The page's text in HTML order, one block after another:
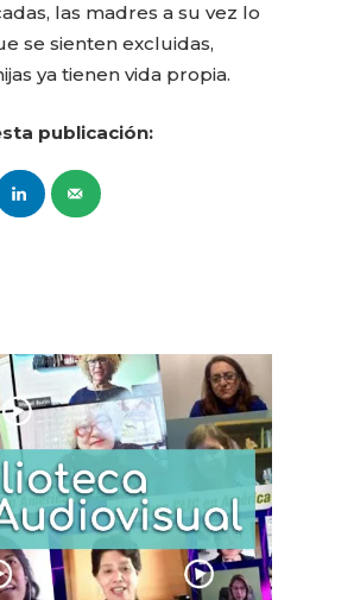
las madres a su vez lo
se sienten excluidas,
ya tienen vida propia.
publicación: